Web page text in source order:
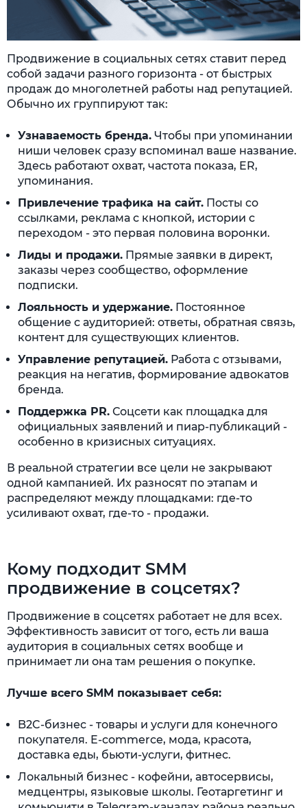
Продвижение в социальных сетях ставит перед
собой задачи разного горизонта - от быстрых
продаж до многолетней работы над репутацией.
Обычно их группируют так:
Узнаваемость бренда. Чтобы при упоминании
ниши человек сразу вспоминал ваше название.
Здесь работают охват, частота показа, ER,
упоминания.
Привлечение трафика на сайт. Посты со
ссылками, реклама с кнопкой, истории с
переходом - это первая половина воронки.
Лиды и продажи. Прямые заявки в директ,
заказы через сообщество, оформление
подписки.
Лояльность и удержание. Постоянное
общение с аудиторией: ответы, обратная связь,
контент для существующих клиентов.
Управление репутацией. Работа с отзывами,
реакция на негатив, формирование адвокатов
бренда.
Поддержка PR. Соцсети как площадка для
официальных заявлений и пиар-публикаций -
особенно в кризисных ситуациях.
В реальной стратегии все цели не закрывают
одной кампанией. Их разносят по этапам и
распределяют между площадками: где-то
усиливают охват, где-то - продажи.
Кому подходит SMM
продвижение в соцсетях?
Продвижение в соцсетях работает не для всех.
Эффективность зависит от того, есть ли ваша
аудитория в социальных сетях вообще и
принимает ли она там решения о покупке.
Лучше всего SMM показывает себя:
B2C-бизнес - товары и услуги для конечного
покупателя. E-commerce, мода, красота,
доставка еды, бьюти-услуги, фитнес.
Локальный бизнес - кофейни, автосервисы,
медцентры, языковые школы. Геотаргетинг и